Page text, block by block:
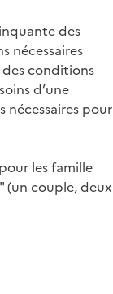
des
nécessaires
conditions
d’une
nécessaires pour
les famille
(un couple, deux